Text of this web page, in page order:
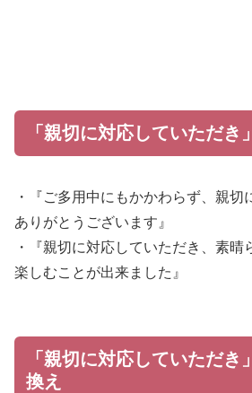
「親切に対応していただき
・『ご多用中にもかかわらず、親切
ありがとうございます』
・『親切に対応していただき、素晴
楽しむことが出来ました』
「親切に対応していただき
換え